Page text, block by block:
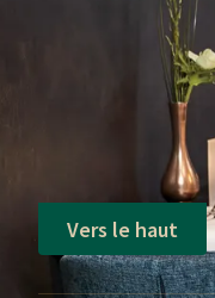
Vers le haut